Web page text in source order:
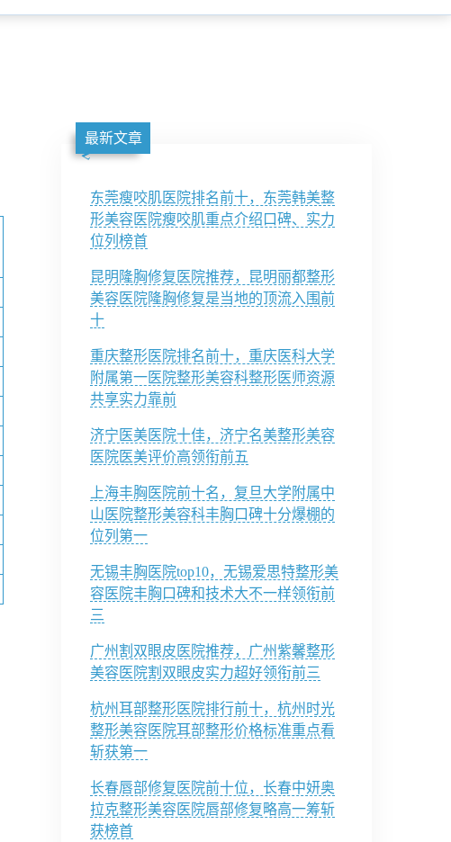
最新文章
东莞瘦咬肌医院排名前十，东莞韩美整
形美容医院瘦咬肌重点介绍口碑、实力
位列榜首
昆明隆胸修复医院推荐，昆明丽都整形
美容医院隆胸修复是当地的顶流入围前
十
重庆整形医院排名前十，重庆医科大学
附属第一医院整形美容科整形医师资源
共享实力靠前
济宁医美医院十佳，济宁名美整形美容
医院医美评价高领衔前五
上海丰胸医院前十名，复旦大学附属中
山医院整形美容科丰胸口碑十分爆棚的
位列第一
无锡丰胸医院top10，无锡爱思特整形美
容医院丰胸口碑和技术大不一样领衔前
三
广州割双眼皮医院推荐，广州紫馨整形
美容医院割双眼皮实力超好领衔前三
杭州耳部整形医院排行前十，杭州时光
整形美容医院耳部整形价格标准重点看
斩获第一
长春唇部修复医院前十位，长春中妍奥
拉克整形美容医院唇部修复略高一筹斩
获榜首